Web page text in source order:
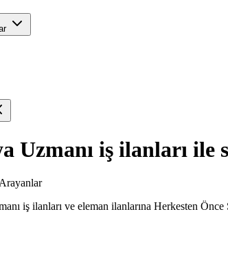
Uzmanı iş ilanları ile
iş ilanları ve eleman ilanlarına Herkesten Önce